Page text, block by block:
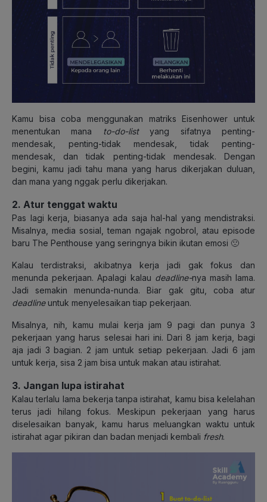
Kamu bisa coba menggunakan matriks Eisenhower untuk
menentukan mana to-do-listyang sifatnya penting-
mendesak, penting-tidak mendesak, tidak penting-
mendesak, dan tidak penting-tidak mendesak. Dengan
begini, kamu jadi tahu mana yang harus dikerjakan duluan,
dan mana yang nggak perlu dikerjakan.
2. Atur tenggat waktu
Pas lagi kerja, biasanya ada saja hal-hal yang mendistraksi.
Misalnya, media sosial, teman ngajak ngobrol, atau episode
baru The Penthouse yang seringnya bikin ikutan emosi 🙁
Kalau terdistraksi, akibatnya kerja jadi gak fokus dan
menunda pekerjaan. Apalagi kalau deadline-nya masih lama.
Jadi semakin menunda-nunda. Biar gak gitu, coba atur
deadlineuntuk menyelesaikan tiap pekerjaan.
Misalnya, nih, kamu mulai kerja jam 9 pagi dan punya 3
pekerjaan yang harus selesai hari ini. Dari 8 jam kerja, bagi
aja jadi 3 bagian. 2 jam untuk setiap pekerjaan. Jadi 6 jam
untuk kerja, sisa 2 jam bisa untuk makan atau istirahat.
3. Jangan lupa istirahat
Kalau terlalu lama bekerja tanpa istirahat, kamu bisa kelelahan
terus jadi hilang fokus. Meskipun pekerjaan yang harus
diselesaikan banyak, kamu harus meluangkan waktu untuk
istirahat agar pikiran dan badan menjadi kembali fresh.